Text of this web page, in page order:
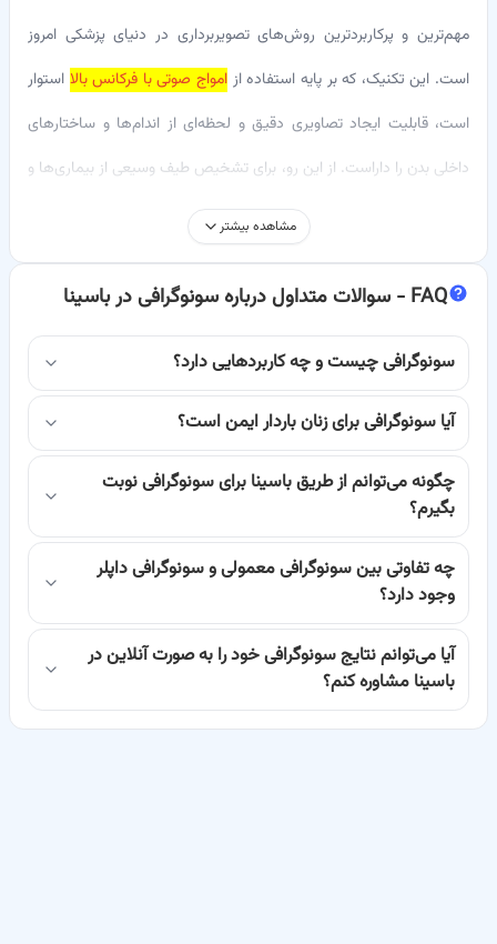
مهم‌ترین و پرکاربردترین روش‌های تصویربرداری در دنیای پزشکی امروز
است. این تکنیک، که بر پایه استفاده از امواج صوتی با فرکانس بالا استوار
است، قابلیت ایجاد تصاویری دقیق و لحظه‌ای از اندام‌ها و ساختارهای
داخلی بدن را داراست. از این رو، برای تشخیص طیف وسیعی از بیماری‌ها و
ارزیابی شرایط فیزیولوژیک مختلف، مورد استفاده قرار می‌گیرد.
در دنیای پرشتاب امروز، دسترسی سریع و آسان به خدمات پزشکی با
کیفیت از اهمیت ویژه‌ای برخوردار است. اگر شما نیز در جستجویبهترین
متخصصین سونوگرافی
نوبت‌دهی اینترنتی و مشاوره
آنلایندارید، پلتفرم جامع باسینا به عنوان یک راهکار مطمئن و کارآمد، در
کنار شماست. باسینا با هدف تسهیل فرآیند یافتن پزشکان مجرب و متعهد،
و همچنین ارائه خدماتی نوین مانند مشاوره آنلاین، تجربه‌ای متفاوت و
بی‌دغدغه را برای مراجعین فراهم آورده است.
ما در باسینا، با فراهم آوردن بستری امن و کاربرپسند، به شما این امکان را
می‌دهیم که با آگاهی کامل و بر اساس اطلاعات جامع، پزشک متخصص
سونوگرافی مورد نظر خود را انتخاب کنید. از بررسی سوابق تحصیلی و
تجربیات کاری پزشکان گرفته تا مطالعه نظرات و بازخوردهای بیماران قبلی،
مشاهده بیشتر
FAQ - سوالات متداول درباره سونوگرافی در باسینا
سونوگرافی چیست و چه کاربردهایی دارد؟
آیا سونوگرافی برای زنان باردار ایمن است؟
چگونه می‌توانم از طریق باسینا برای سونوگرافی نوبت
بگیرم؟
چه تفاوتی بین سونوگرافی معمولی و سونوگرافی داپلر
وجود دارد؟
آیا می‌توانم نتایج سونوگرافی خود را به صورت آنلاین در
باسینا مشاوره کنم؟